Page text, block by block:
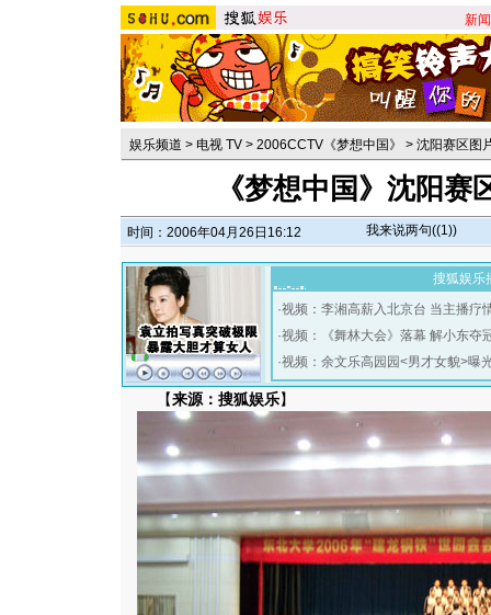
新闻
娱乐频道 > 电视 TV > 2006CCTV《梦想中国》 > 沈阳赛区图
《梦想中国》沈阳赛
时间：2006年04月26日16:12 我来说两句((1))
搜狐娱乐
·视频：李湘高薪入北京台 当主播疗
·视频：《舞林大会》落幕 解小东夺
·视频：余文乐高园园<男才女貌>曝
【来源：搜狐娱乐】